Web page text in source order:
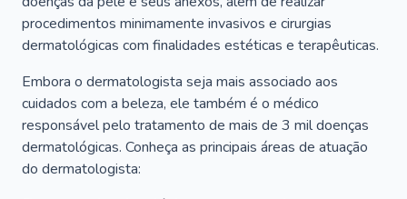
procedimentos minimamente invasivos e cirurgias
dermatológicas com finalidades estéticas e terapêuticas.
Embora o dermatologista seja mais associado aos
cuidados com a beleza, ele também é o médico
responsável pelo tratamento de mais de 3 mil doenças
dermatológicas. Conheça as principais áreas de atuação
do dermatologista: